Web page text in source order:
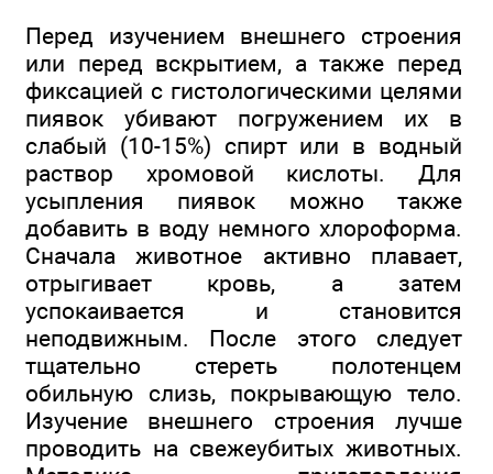
Перед изучением внешнего строения
или перед вскрытием, а также перед
фиксацией с гистологическими целями
пиявок убивают погружением их в
слабый (10-15%) спирт или в водный
раствор хромовой кислоты. Для
усыпления пиявок можно также
добавить в воду немного хлороформа.
Сначала животное активно плавает,
отрыгивает кровь, а затем
успокаивается и становится
неподвижным. После этого следует
тщательно стереть полотенцем
обильную слизь, покрывающую тело.
Изучение внешнего строения лучше
проводить на свежеубитых животных.